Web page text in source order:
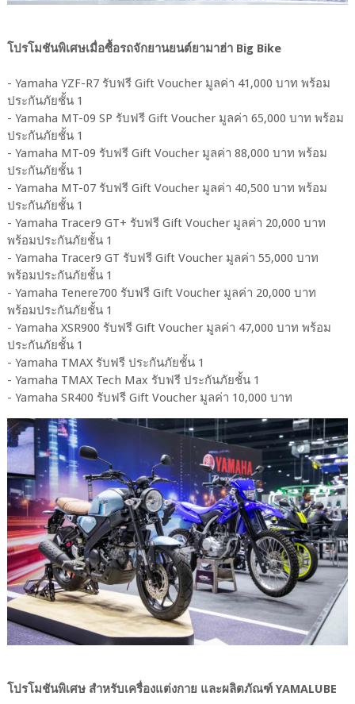
โปรโมชันพิเศษเมื่อซื้อรถจักยานยนต์ยามาฮ่า Big Bike
- Yamaha YZF-R7 รับฟรี Gift Voucher มูลค่า 41,000 บาท พร้อม
ประกันภัยชั้น 1
- Yamaha MT-09 SP รับฟรี Gift Voucher มูลค่า 65,000 บาท พร้อม
ประกันภัยชั้น 1
- Yamaha MT-09 รับฟรี Gift Voucher มูลค่า 88,000 บาท พร้อม
ประกันภัยชั้น 1
- Yamaha MT-07 รับฟรี Gift Voucher มูลค่า 40,500 บาท พร้อม
ประกันภัยชั้น 1
- Yamaha Tracer9 GT+ รับฟรี Gift Voucher มูลค่า 20,000 บาท
พร้อมประกันภัยชั้น 1
- Yamaha Tracer9 GT รับฟรี Gift Voucher มูลค่า 55,000 บาท
พร้อมประกันภัยชั้น 1
- Yamaha Tenere700 รับฟรี Gift Voucher มูลค่า 20,000 บาท
พร้อมประกันภัยชั้น 1
- Yamaha XSR900 รับฟรี Gift Voucher มูลค่า 47,000 บาท พร้อม
ประกันภัยชั้น 1
- Yamaha TMAX รับฟรี ประกันภัยชั้น 1
- Yamaha TMAX Tech Max รับฟรี ประกันภัยชั้น 1
- Yamaha SR400 รับฟรี Gift Voucher มูลค่า 10,000 บาท
โปรโมชันพิเศษ สำหรับเครื่องแต่งกาย และผลิตภัณฑ์ YAMALUBE